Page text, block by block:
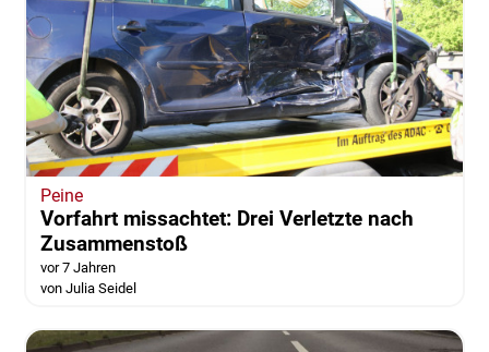
Peine
Vorfahrt missachtet: Drei Verletzte nach
Zusammenstoß
vor 7 Jahren
von Julia Seidel